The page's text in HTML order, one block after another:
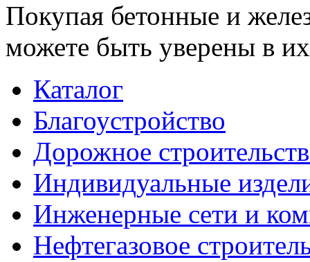
Покупая бетонные и
можете быть уверены в их
Каталог
Благоустройство
Дорожное
Индивидуальные
Инженерные сети и
Нефтегазовое